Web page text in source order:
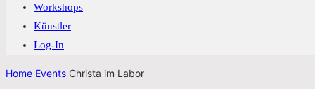
Workshops
Künstler
Log-In
Home Events Christa im Labor